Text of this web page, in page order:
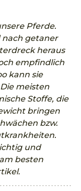
Pferde.
nach getaner
heraus
empfindlich
kann sie
meisten
Stoffe, die
bringen
bzw.
und
besten